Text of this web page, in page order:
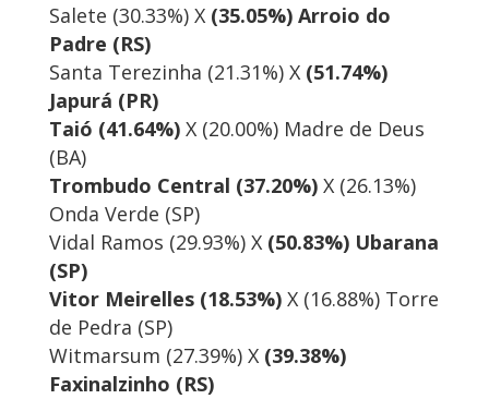
Salete (30.33%) X (35.05%) Arroio do
Padre (RS)
Santa Terezinha (21.31%) X (51.74%)
Japurá (PR)
Taió (41.64%) X (20.00%) Madre de Deus
(BA)
Trombudo Central (37.20%) X (26.13%)
Onda Verde (SP)
Vidal Ramos (29.93%) X (50.83%) Ubarana
(SP)
Vitor Meirelles (18.53%) X (16.88%) Torre
de Pedra (SP)
Witmarsum (27.39%) X (39.38%)
Faxinalzinho (RS)